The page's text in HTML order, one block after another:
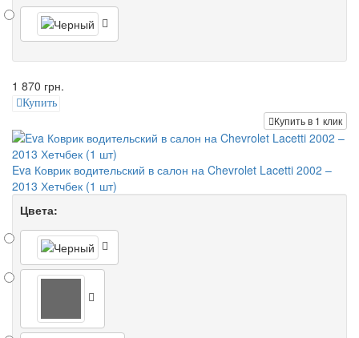
1 870 грн.
Купить
Купить в 1 клик
Eva Коврик водительский в салон на Chevrolet Lacetti 2002 –
2013 Хетчбек (1 шт)
Цвета: